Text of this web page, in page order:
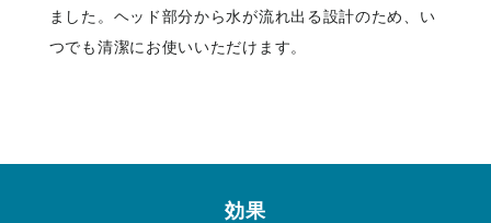
ました。ヘッド部分から水が流れ出る設計のため、い
つでも清潔にお使いいただけます。
効果